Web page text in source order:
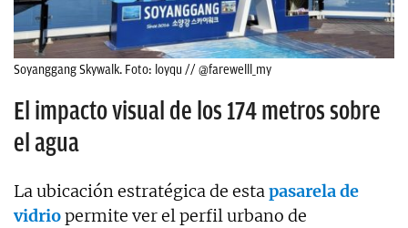
Soyanggang Skywalk. Foto: loyqu // @farewelll_my
El impacto visual de los 174 metros sobre
el agua
La ubicación estratégica de esta pasarela de
vidriopermite ver el perfil urbano de